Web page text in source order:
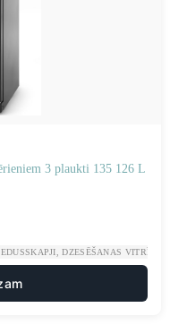
3 plaukti 135 126 L
DZESĒŠANAS VITRĪNAS